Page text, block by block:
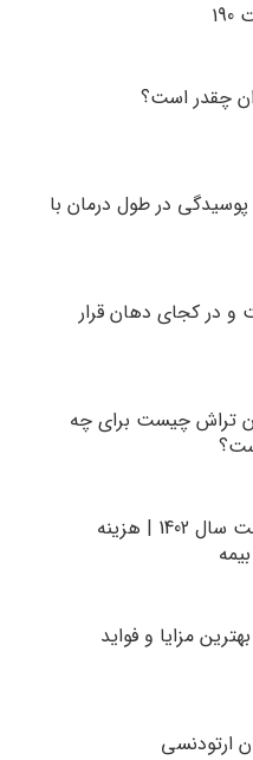
چقدر است؟
پوسیدگی در طول درمان با
در کجای دهان قرار
تراش چیست برای چه
قیمت انواع ایمپلنت سال 1402 | هزینه
10 تا از بهترین مزایا و فواید
ارتودنسی